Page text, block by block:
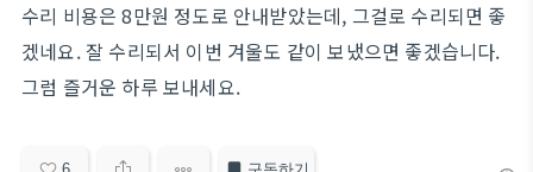
수리 비용은 8만원 정도로 안내받았는데, 그걸로 수리되면 좋
겠네요. 잘 수리되서 이번 겨울도 같이 보냈으면 좋겠습니다.
그럼 즐거운 하루 보내세요.